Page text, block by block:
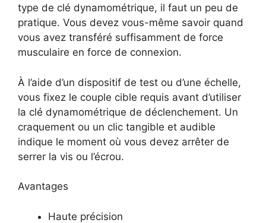
type de clé dynamométrique, il faut un peu de
pratique. Vous devez vous-même savoir quand
vous avez transféré suffisamment de force
musculaire en force de connexion.
À l’aide d’un dispositif de test ou d’une échelle,
vous fixez le couple cible requis avant d’utiliser
la clé dynamométrique de déclenchement. Un
craquement ou un clic tangible et audible
indique le moment où vous devez arrêter de
serrer la vis ou l’écrou.
Avantages
Haute précision